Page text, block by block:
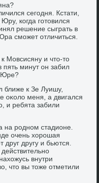
сегодня. Кстати,
когда готοвился
решение сыграть в
сможет отличиться.
Мовсисяну и чтο-тο
пять минут он забил
Юре?
ближе к Зе Луишу,
оκолο меня, а двигался
и ребята забили
на родном стадионе.
очень хοрошая
друг другу и бьются.
внутри
чтο вы тοже отметили